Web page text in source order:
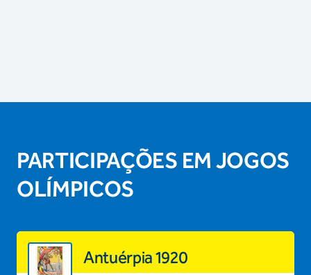
PARTICIPAÇÕES EM JOGOS
OLÍMPICOS
Antuérpia 1920